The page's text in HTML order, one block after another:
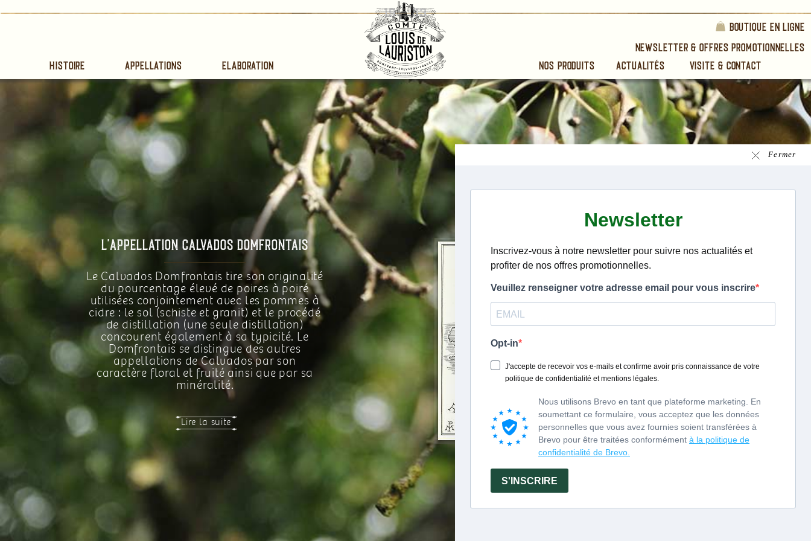
Boutique en ligne
Newsletter & Offres Promotionnelles
Fermer
Histoire Appellations Elaboration Nos Produits Actualités Visite & Contact
L'Appellation Calvados Domfrontais
Le Calvados Domfrontais tire son originalité
du pourcentage élevé de poires à poiré
utilisées conjointement avec les pommes à
cidre : le sol (schiste et granit) et le procédé
de distillation (une seule distillation)
concourent également à sa typicité. Le
Domfrontais se distingue des autres
appellations de Calvados par son
caractère floral et fruité ainsi que par sa
minéralité.
Lire la suite
Fermer
Depuis des siècles, les paysans du Domfrontais produisent le calvados en
associant une forte proportion de poires aux pommes à cidre. Les poires
semblent être entrées dans la fabrication des Calvados à partir du XIVe
siècle. La spécificité du Calvados Domfrontais fut reconnue dès 1942 par
une appellation réglementée " Calvados du Domfrontais ". Le Domfrontais
est une région qui se caractérise par l'importance des vergers à poiriers.
Cette particularité a toujours conféré aux calvados de cette région un
caractère unique très apprécié des connaisseurs.
Le système mis en place en 1942 qui reconnaissait une Appellation
Contrôlée Calvados du Pays d'Auge et 10 Appellations Calvados
Réglementée fut jugé trop complexe. Une réforme intervint en 1984 ; elle
supprima les 10 appellations réglementées sous régionales pour leur
substituer une nouvelle Appellation d'Origine Contrôlée " Calvados ". Seul
le Calvados du Domfrontais, compte tenu de sa notoriété, aurait pu être
préservé. Mais à l'époque, les producteurs du Domfrontais n'avaient pas su
montrer une volonté suffisante pour définir la spécificité de leur Calvados
afin de revendiquer une Appellation d'Origine Contrôlée Calvados du
Domfrontais. Ce manque de motivation n'était peut-être pas étranger au
fait que la région du Domfrontais était encore le théâtre d'une activité
significative de production clandestine. Cette solution ne fut donc pas
retenue par la Commission d'Enquête, et seule la mention " production
fermière du Domfrontais " pouvait être indiquée sur l'étiquette du Calvados
de cette région moyennant le respect de certaines prescriptions.
Quelques-uns déplorèrent cette occasion manquée, au premier rang
desquels Jean Pinchon, alors Président National de l'INAO et Président du
Bureau National des Calvados, et Alain Lecornu, Directeur du Bureau
National du Calvados. Le principe d'une nouvelle réforme d'ensemble des
aires des AOC de Calvados ayant été décidé, Jean Pinchon et Alain Lecornu
encouragent Christian Drouin, producteur de calvados en Pays d'Auge, à
s'intéresser au Calvados du Domfrontais. Ils lui suggèrent d'engager un
partenariat avec Les Chais du Verger Normand de Domfront et de motiver
les producteurs à créer un syndicat professionnel qui revendiquerait cette
appellation. Le Président des Chais du Verger Normand, Maurice Chevret,
accueillit ce projet avec enthousiasme. Christian Drouin et
Maurice Chevret se mirent alors en quête d'une personne pour
dossier. Il leur apparut que le fondateur des Chais du Verger
Comte Louis de Lauriston, était particulièrement qualifié pour cette
: homme généreux et qui aimait sa région, il accepta
Le syndicat transmit le 13 janvier 1992 à l'INAO une
National en juin 1993 qui concluait sur un avis favorable.
Il faudra toutefois attendre le décret du 31 décembre 1997 pour
février 1997 n'aura pas vu l'aboutissement de ses efforts. Maurice
accepta la présidence du Syndicat du Calvados Domfrontais,
l'obtention de l'AOC et Gérard Leroyer lui succéda en 1998.